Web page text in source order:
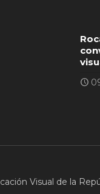
Visual de la